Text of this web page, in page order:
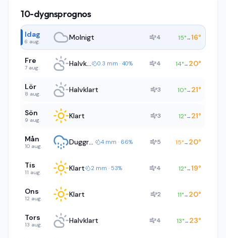
10-dygnsprognos
Idag
6 aug. Molnigt 4 15°→16°
Fre
7 aug. Halvklart 0.3 mm · 40% 4 14°→ 20°
Lör
8 aug. Halvklart 3 10°→ 21°
Sön
9 aug. Klart 3 12°→ 21°
Mån
10 aug. Duggregn 4 mm · 66% 5 15°→ 20°
Tis
11 aug. Klart 2 mm · 53% 4 12°→19°
Ons
12 aug. Klart 2 11°→ 20°
Tors
13 aug. Halvklart 4 13°→ 23°